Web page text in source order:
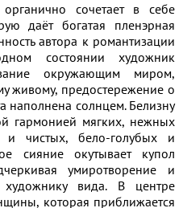
сочетает в себе
даёт богатая пленэрная
автора к романтизации
состоянии художник
окружающим миром,
живому, предостережение о
наполнена солнцем. Белизну
гармонией мягких, нежных
и чистых, бело-голубых и
сияние окутывает купол
умиротворение и
художнику вида. В центре
которая приближается